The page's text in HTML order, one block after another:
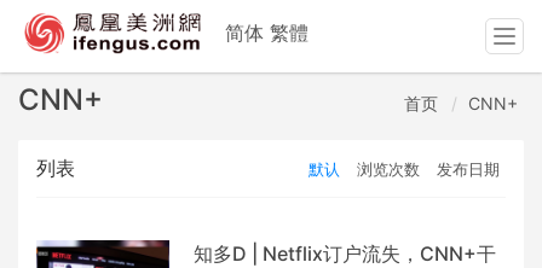
CNN+ 首页 CNN+
列表 默认 浏览次数 发布日期
知多D | Netflix订户流失，CNN+干
简体 繁體
T
o
g
e
v